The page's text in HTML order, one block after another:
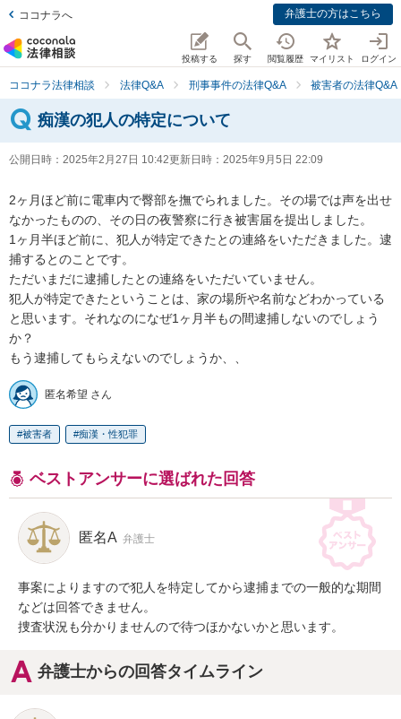
ココナラへ 弁護士の方はこちら
投稿する 探す 閲覧履歴 マイリスト ログイン
ココナラ法律相談 法律Q&A 刑事事件の法律Q&A 被害者の法律Q&A
痴漢の犯人の特定について
公開日時： 2025年2月27日 10:42更新日時： 2025年9月5日 22:09
2ヶ月ほど前に電車内で臀部を撫でられました。その場では声を出せ
なかったものの、その日の夜警察に行き被害届を提出しました。
1ヶ月半ほど前に、犯人が特定できたとの連絡をいただきました。逮
捕するとのことです。
ただいまだに逮捕したとの連絡をいただいていません。
犯人が特定できたということは、家の場所や名前などわかっている
と思います。それなのになぜ1ヶ月半もの間逮捕しないのでしょう
か？
もう逮捕してもらえないのでしょうか、、
匿名希望 さん
被害者 痴漢・性犯罪
ベストアンサーに選ばれた回答
匿名A 弁護士
事案によりますので犯人を特定してから逮捕までの一般的な期間
などは回答できません。
捜査状況も分かりませんので待つほかないかと思います。
弁護士からの回答タイムライン